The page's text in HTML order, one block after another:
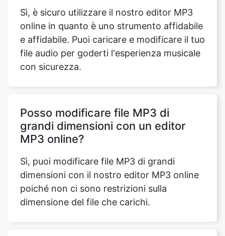
file audio per goderti l'esperienza musicale
con sicurezza.
Posso modificare file MP3 di
Sì, puoi modificare file MP3 di grandi
dimensioni con il nostro editor MP3 online
poiché non ci sono restrizioni sulla
dimensione del file che carichi.
Esistono limitazioni all'utilizzo di